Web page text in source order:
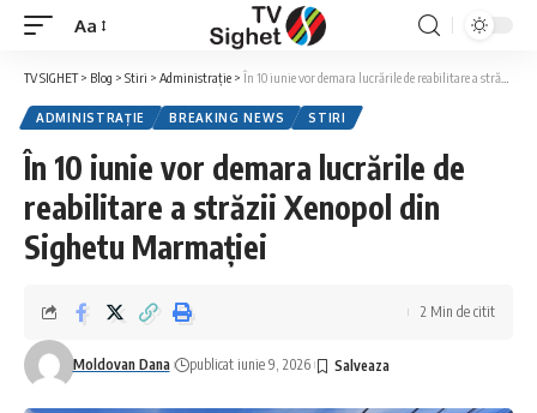
Font
Resizer
Aa
TV SIGHET> Blog > Stiri > Administrație > În 10 iunie vor demara lucrările de reabilitare a străzii Xenopol din Sighetu Marmației
ADMINISTRAȚIE BREAKING NEWS STIRI
În 10 iunie vor demara lucrările de
reabilitare a străzii Xenopol din
Sighetu Marmației
Moldovan Dana publicat iunie 9, 2026
2 Min de citit